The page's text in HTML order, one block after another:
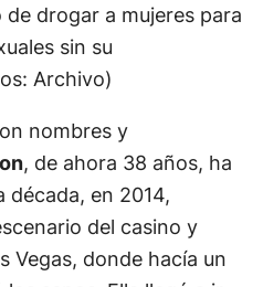
de drogar a mujeres para
sin su
Archivo)
nombres y
, de ahora 38 años, ha
en 2014,
del casino y
Vegas, donde hacía un